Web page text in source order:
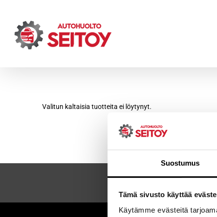
Suostumus
Tämä sivusto käyttää
Käytämme evästeitä
content
Valitun kaltaisia tuotteita ei löytynyt.